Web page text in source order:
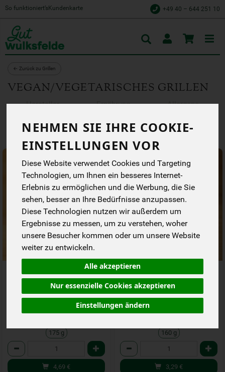
NEHMEN SIE IHRE COOKIE-
EINSTELLUNGEN VOR
Diese Website verwendet Cookies und Targeting
Technologien, um Ihnen ein besseres Internet-
Erlebnis zu ermöglichen und die Werbung, die Sie
sehen, besser an Ihre Bedürfnisse anzupassen.
Diese Technologien nutzen wir außerdem um
Ergebnisse zu messen, um zu verstehen, woher
unsere Besucher kommen oder um unsere Website
weiter zu entwickeln.
Alle akzeptieren
Nur essenzielle Cookies akzeptieren
Einstellungen ändern
So funktioniert’s Kundenkarte +49 40 – 644 251 10
← Zurück zu Grillen
VEGAN/VEGETARISCHES GRILLEN
Hersteller Ernährung Allergene
Veggie Virginia Steak 175 g
4,69 €*
/ 175 g
1 * 175 g (26,80 € / kg)
175 g
Anzahl
4,69 €
Tofu Rostbräterle
3,29 €*
1 * 160 g (20,56 € / kg)
160 g
Anzahl
3,29 €
Toggle
cart